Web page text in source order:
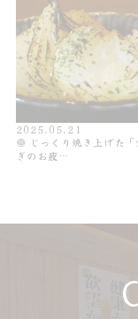
2025.05.21
🧅 じっくり焼き上げた「
ぎのお疲…